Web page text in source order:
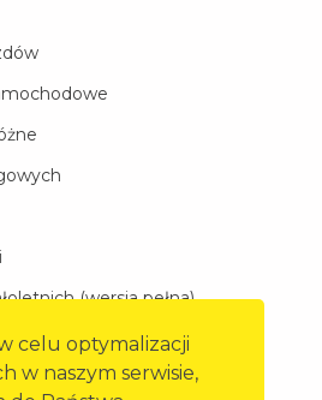
(wersja pełna)
(wersja skrócona)
celu optymalizacji
w naszym serwisie,